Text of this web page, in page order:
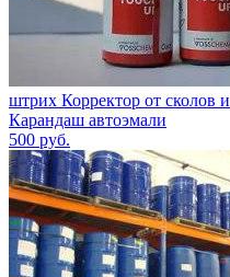
штрих Корректор от сколов
Карандаш автоэмали
500 руб.